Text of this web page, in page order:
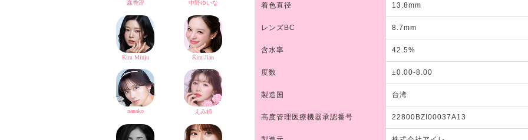
着色直径 13.8mm
レンズBC 8.7mm
含水率 42.5%
度数 ±0.00-8.00
製造国 台湾
高度管理医療機器承認番号 22800BZI00037A13